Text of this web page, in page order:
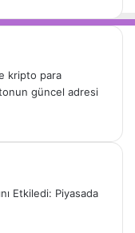
kripto para
güncel adresi